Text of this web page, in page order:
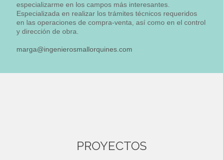
especializarme en los campos más interesantes.
Especializada en realizar los trámites técnicos requeridos
en las operaciones de compra-venta, así como en el control
y dirección de obra.
marga@ingenierosmallorquines.com
PROYECTOS